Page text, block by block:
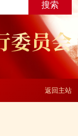
返回主站